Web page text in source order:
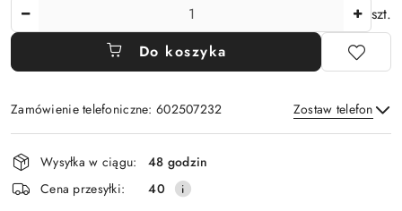
szt.
Do koszyka
Zamówienie telefoniczne: 602507232 Zostaw telefon
Wyślij
Dostępność
i
dostawa
Wysyłka w ciągu:
48 godzin
Cena przesyłki:
40